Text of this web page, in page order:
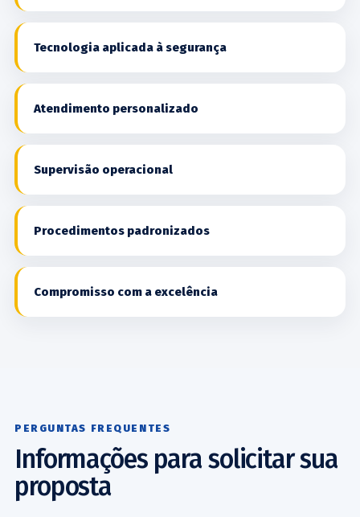
Tecnologia aplicada à segurança
Atendimento personalizado
Supervisão operacional
Procedimentos padronizados
Compromisso com a excelência
PERGUNTAS FREQUENTES
Informações para solicitar sua
proposta